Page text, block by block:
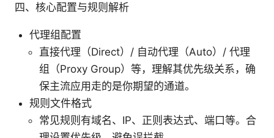
四、核心配置与规则解析
代理组配置
直接代理（Direct）/ 自动代理（Auto）/ 代理
组（Proxy Group）等，理解其优先级关系，确
保主流应用走的是你期望的通道。
规则文件格式
常见规则有域名、IP、正则表达式、端口等。合